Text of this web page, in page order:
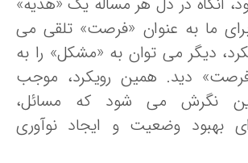
ما به عنوان «فرصت» تلقی می
دیگر می توان به «مشکل» را به
دید. همین رویکرد، موجب
نگرش می شود که مسائل،
وضعیت و ایجاد نوآوری